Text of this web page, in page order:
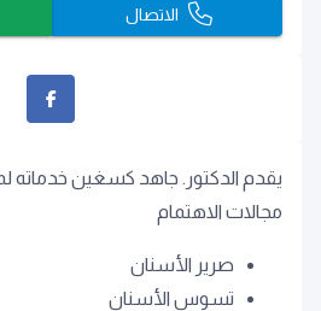
يقدم الدكتور. جاهد كسغين خدماته
مجالات الاهتمام
صرير الأسنان
تسوس الأسنان
الاتصال